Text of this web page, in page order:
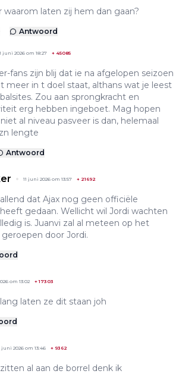
waarom laten zij hem dan gaan?
Antwoord
juni 2026 om 18:27 + 45085
fans zijn blij dat ie na afgelopen seizoen
meer in t doel staat, althans wat je leest
Zou aan sprongkracht en
erg hebben ingeboet. Mag hopen
al niveau pasveer is dan, helemaal
lengte
Antwoord
11 juni 2026 om 13:57 + 21692
dat Ajax nog geen officiële
gedaan. Wellicht wil Jordi wachten
is. Juanvi zal al meteen op het
door Jordi.
om 13:02 +17303
laten ze dit staan joh
juni 2026 om 13:46 + 9362
al aan de borrel denk ik